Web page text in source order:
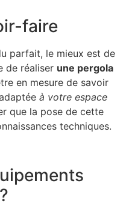
faire
parfait, le mieux est de
de réaliser une pergola
en mesure de savoir
à votre espace
que la pose de cette
techniques.